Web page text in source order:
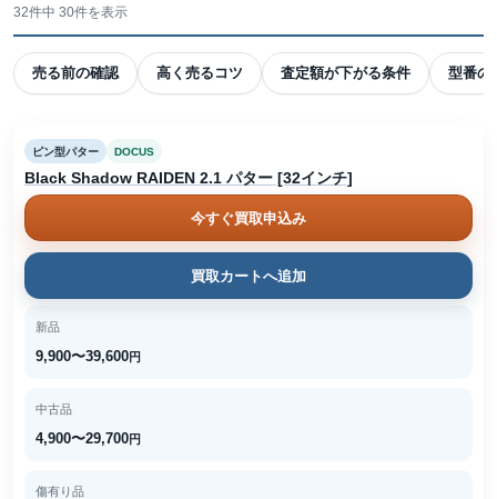
32件中 30件を表示
売る前の確認 高く売るコツ 査定額が下がる条件 型番の
ピン型パター DOCUS
Black Shadow RAIDEN 2.1 パター [32インチ]
今すぐ買取申込み
買取カートへ追加
新品
9,900〜39,600円
中古品
4,900〜29,700円
傷有り品